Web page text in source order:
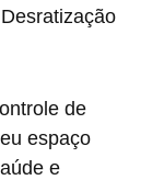
de
espaço
e